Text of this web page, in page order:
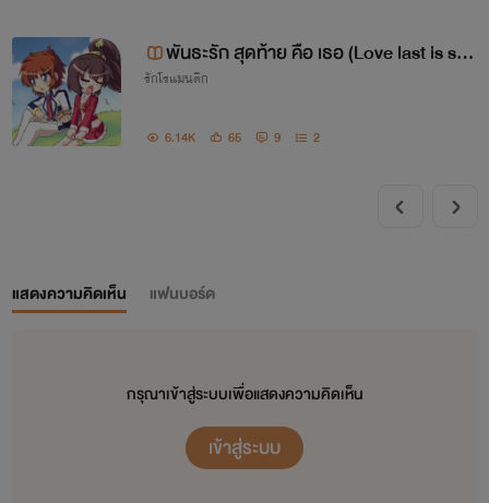
พันธะรัก สุดท้าย คือ เธอ (Love last is sh
e) ทิวา|กียุล nc18
รักโรแมนติก
6.14K 65 9 2
แสดงความคิดเห็น แฟนบอร์ด
กรุณาเข้าสู่ระบบเพื่อแสดงความคิดเห็น
เข้าสู่ระบบ